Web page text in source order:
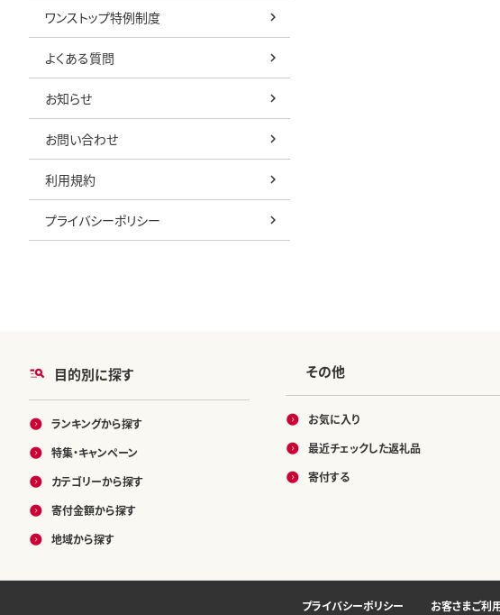
ワンストップ特例制度
よくある質問
お知らせ
お問い合わせ
利用規約
プライバシーポリシー
目的別に探す
ランキングから探す
特集・キャンペーン
カテゴリーから探す
寄付金額から探す
地域から探す
その他
お気に入り
最近チェックした返礼品
寄付する
プライバシーポリシー お客さまご利